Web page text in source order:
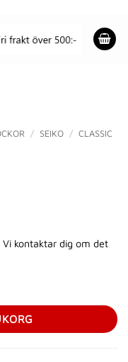
/ SEIKO / CLASSIC
Vi kontaktar dig om det